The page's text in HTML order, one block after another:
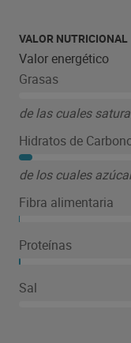
VALOR NUTRICIONAL
Valor energético
Grasas
de las cuales
Hidratos de
de los cuales
Fibra alimentaria
Proteínas
Sal